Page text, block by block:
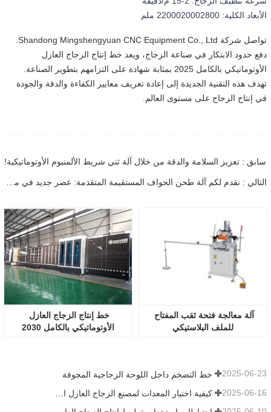
الأبعاد الكلية: 2200020002800 ملم
تواصل شركة Shandong Mingshengyuan CNC Equipment Co., Ltd.
دفع حدود الابتكار في صناعة الزجاج، ويعد خط إنتاج الزجاج العازل
الأوتوماتيكي بالكامل 2025 بمثابة شهادة على التزامهم بتطوير الصناعة.
تهدف هذه التقنية الجديدة إلى إعادة تعريف معايير الكفاءة والدقة والجودة
في إنتاج الزجاج على مستوى العالم.
سابق : تعزيز السلامة والدقة من خلال آلة ثني شريط الألمنيوم الأوتوماتيكية!
التالي : نقدم لكم آلة طحن الحواف المستقيمة المتقدمة: عصر جديد في معالجة الزجاج بدقة
الأوتوماتيكي بالكامل 2030
للملف البلاستيكي
خط التضخم داخل اللوحة الزجاجية المجوفة 2025-06-23
2025-06-16